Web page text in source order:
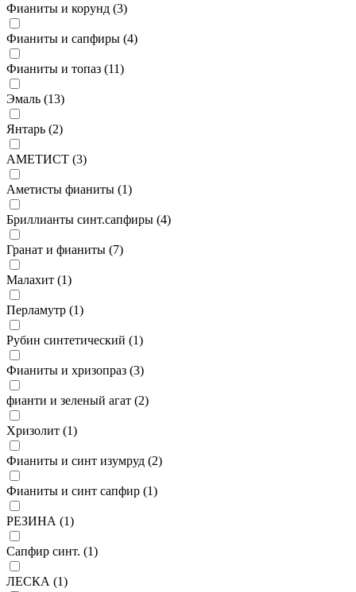
Фианиты и корунд (3)
Фианиты и сапфиры (4)
Фианиты и топаз (11)
Эмаль (13)
Янтарь (2)
АМЕТИСТ (3)
Аметисты фианиты (1)
Бриллианты синт.сапфиры (4)
Гранат и фианиты (7)
Малахит (1)
Перламутр (1)
Рубин синтетический (1)
Фианиты и хризопраз (3)
фианти и зеленый агат (2)
Хризолит (1)
Фианиты и синт изумруд (2)
Фианиты и синт сапфир (1)
РЕЗИНА (1)
Сапфир синт. (1)
ЛЕСКА (1)